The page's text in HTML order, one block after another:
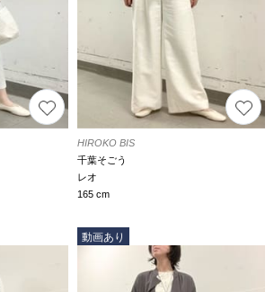
HIROKO BIS
千葉そごう
レオ
165 cm
動画あり